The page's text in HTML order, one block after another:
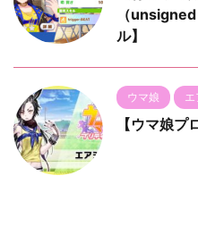
（
ル】
ウマ娘
【ウマ娘